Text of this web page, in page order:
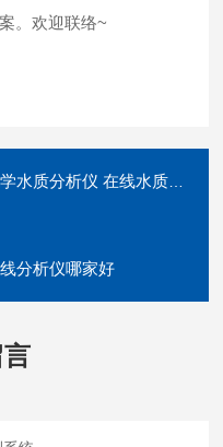
。欢迎联络~
分析仪 在线水质监测系统
分析仪哪家好